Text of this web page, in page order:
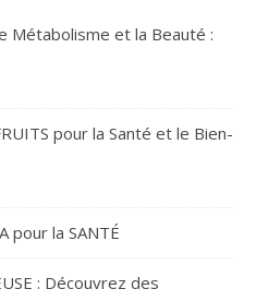
Métabolisme et la Beauté :
pour la Santé et le Bien-
pour la SANTÉ
: Découvrez des